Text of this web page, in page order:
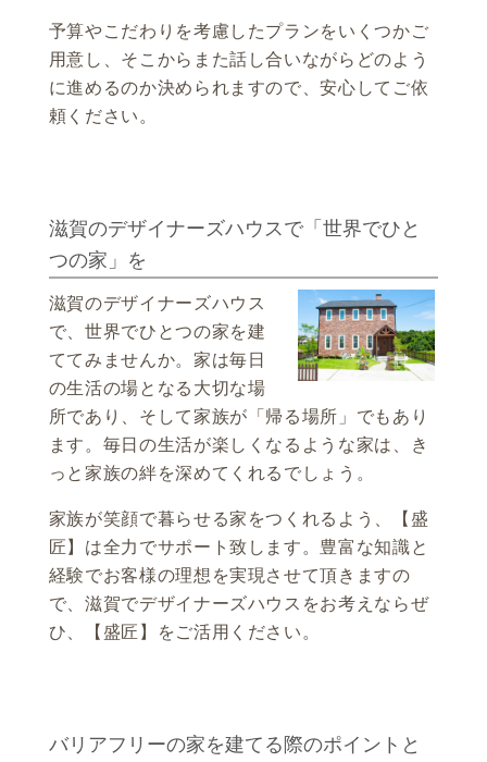
予算やこだわりを考慮したプランをいくつかご
用意し、そこからまた話し合いながらどのよう
に進めるのか決められますので、安心してご依
頼ください。
滋賀のデザイナーズハウスで「世界でひと
つの家」を
滋賀のデザイナーズハウス
で、世界でひとつの家を建
ててみませんか。家は毎日
の生活の場となる大切な場
所であり、そして家族が「帰る場所」でもあり
ます。毎日の生活が楽しくなるような家は、き
っと家族の絆を深めてくれるでしょう。
家族が笑顔で暮らせる家をつくれるよう、【盛
匠】は全力でサポート致します。豊富な知識と
経験でお客様の理想を実現させて頂きますの
で、滋賀でデザイナーズハウスをお考えならぜ
ひ、【盛匠】をご活用ください。
バリアフリーの家を建てる際のポイントと